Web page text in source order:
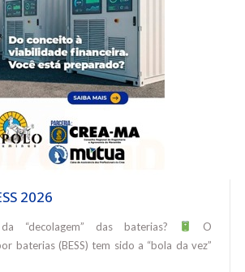
2026
“decolagem” das baterias?
O
baterias (BESS) tem sido a “bola da vez”